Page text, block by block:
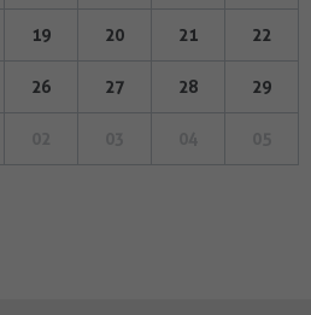
19 20 21 22
26 27 28 29